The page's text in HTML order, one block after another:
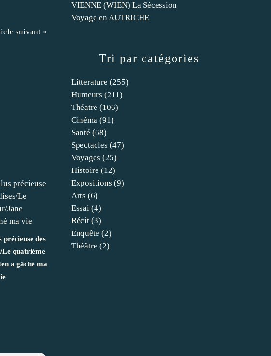
suivant »
des
Le quatrième
a gâché ma
Tri par catégories
Litterature (255)
Humeurs (211)
Théatre (106)
Cinéma (91)
Santé (68)
Spectacles (47)
Voyages (25)
Histoire (12)
Expositions (9)
Arts (6)
Essai (4)
Récit (3)
Enquête (2)
Théâtre (2)
VIENNE (WIEN) La Sécession
Voyage en AUTRICHE